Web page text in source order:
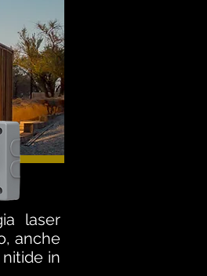
laser
anche
in